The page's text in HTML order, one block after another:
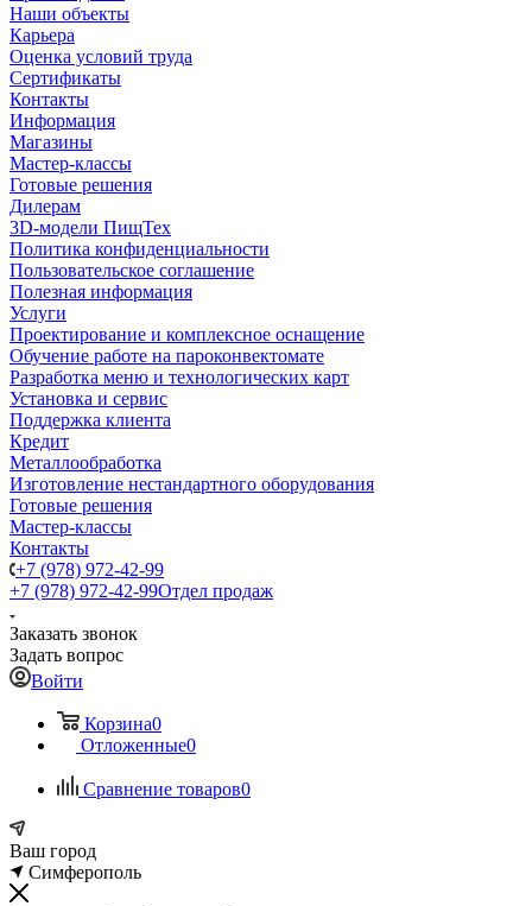
Наши объекты
Карьера
Оценка условий труда
Сертификаты
Контакты
Информация
Магазины
Мастер-классы
Готовые решения
Дилерам
3D-модели ПищТех
Политика конфиденциальности
Пользовательское соглашение
Полезная информация
Услуги
Проектирование и комплексное оснащение
Обучение работе на пароконвектомате
Разработка меню и технологических карт
Установка и сервис
Поддержка клиента
Кредит
Металлообработка
Изготовление нестандартного оборудования
Готовые решения
Мастер-классы
Контакты
+7 (978) 972-42-99
+7 (978) 972-42-99Отдел продаж
Заказать звонок
Задать вопрос
Войти
Корзина0
Отложенные0
Сравнение товаров0
Ваш город
Симферополь